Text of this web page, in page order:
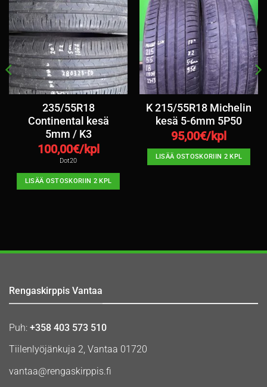
235/55R18
Continental kesä
5mm / K3
100,00€/kpl
Dot20
LISÄÄ OSTOSKORIIN 2 KPL
K 215/55R18 Michelin
kesä 5-6mm 5P50
95,00€/kpl
LISÄÄ OSTOSKORIIN 2 KPL
Rengaskirppis Vantaa
Puh: +358 403 573 510
Tiilenlyöjänkuja 2, Vantaa 01720
vantaa@rengaskirppis.fi